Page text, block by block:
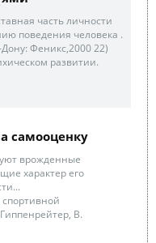
часть личности
поведения человека .
Феникс,2000 22)
развитии.
самооценку
врожденные
характер его
В.